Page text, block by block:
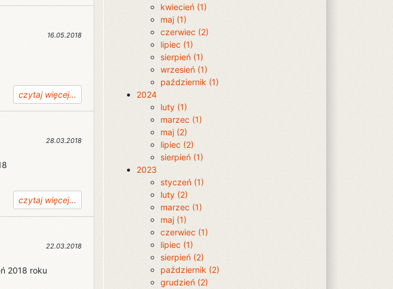
16.05.2018
czytaj więcej...
28.03.2018
czytaj więcej...
22.03.2018
2018 roku
kwiecień (1)
maj (1)
czerwiec (2)
lipiec (1)
sierpień (1)
wrzesień (1)
październik (1)
2024
luty (1)
marzec (1)
maj (2)
lipiec (2)
sierpień (1)
2023
styczeń (1)
luty (2)
marzec (1)
maj (1)
czerwiec (1)
lipiec (1)
sierpień (2)
październik (2)
grudzień (2)